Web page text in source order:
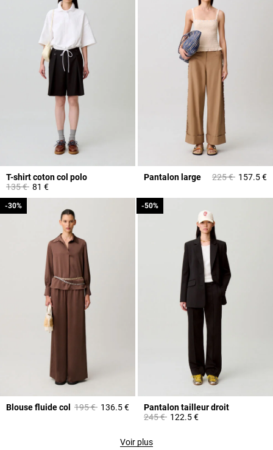
T-shirt coton col polo
Prix réduit à partir de
135 €à81 €
Pantalon large Prix réduit à
225 €à157.5 €
Blouse fluide col Prix réduit à partir de
195 €à
-30%
136.5 €
-30%
Pantalon tailleur droit
Prix réduit à partir de
245 €à
-50%
122.5 €
-50%
Voir plus